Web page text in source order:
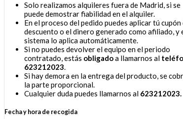
Solo realizamos alquileres fuera de Madrid, si se
puede demostrar fiabilidad en el alquiler.
En el proceso del pedido puedes aplicar tú cupón
descuento o el dinero generado como afiliado, y
sistema lo aplica automáticamente.
Si no puedes devolver el equipo en el periodo
contratado, estás obligadoa llamarnos al
623212023.
Si hay demora en la entrega del producto, se
la parte proporcional.
Cualquier duda puedes llamarnos al 623212023.
Fecha y hora de recogida